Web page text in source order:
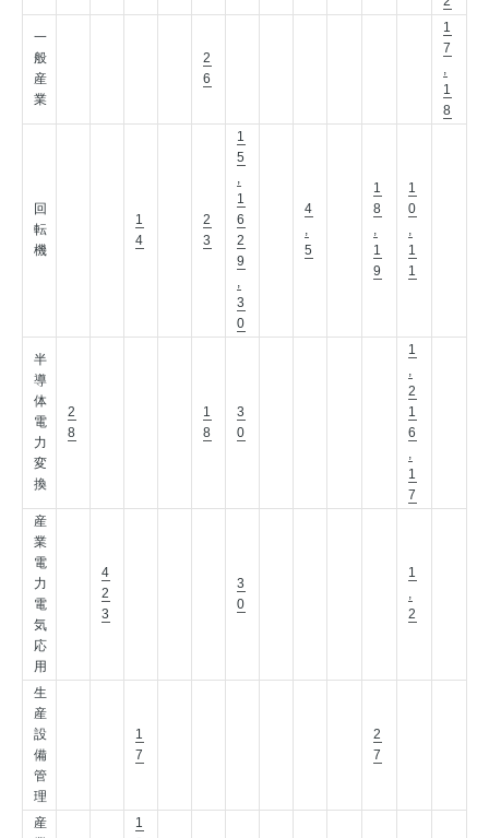
一
般
産
業
2
6
1
7
,
1
8
回
転
機
1
4
2
3
1
5
,
1
6
2
9
,
3
0
4
,
5
1
8
,
1
9
1
0
,
1
1
半
導
体
電
力
変
換
2
8
1
8
3
0
1
,
2
1
6
,
1
7
産
業
電
力
電
気
応
用
4
2
3
3
0
1
,
2
生
産
設
備
管
理
1
7
2
7
産
1